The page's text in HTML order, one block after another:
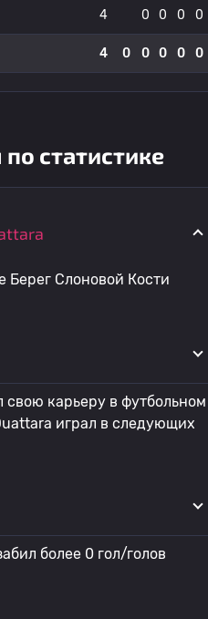
4 0 0 0 0
4 0 0 0 0 0
статистике
Берег Слоновой Кости
свою карьеру в футбольном
играл в следующих
более 0 гол/голов